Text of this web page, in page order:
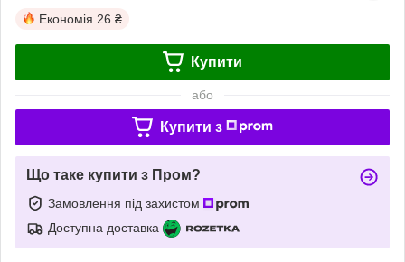
Економія 26 ₴
Купити
або
Купити з
Що таке купити з Пром?
Замовлення під захистом
Доступна доставка